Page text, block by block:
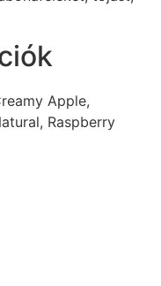
Apple,
Raspberry